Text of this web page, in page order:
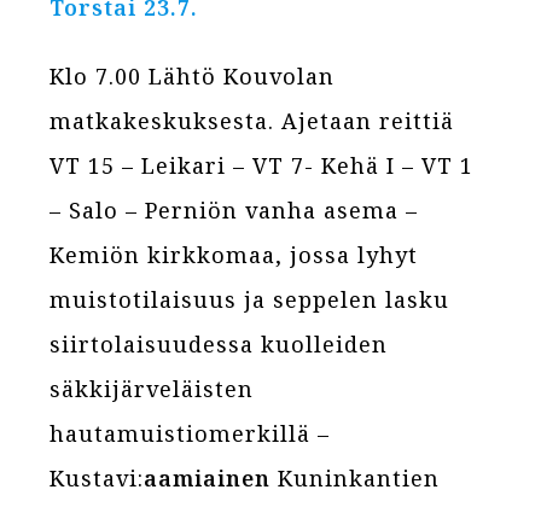
Torstai 23.7.
Klo 7.00 Lähtö Kouvolan
matkakeskuksesta. Ajetaan reittiä
VT 15 – Leikari – VT 7- Kehä I – VT 1
– Salo – Perniön vanha asema –
Kemiön kirkkomaa, jossa lyhyt
muistotilaisuus ja seppelen lasku
siirtolaisuudessa kuolleiden
säkkijärveläisten
hautamuistiomerkillä –
Kustavi:aamiainen Kuninkantien